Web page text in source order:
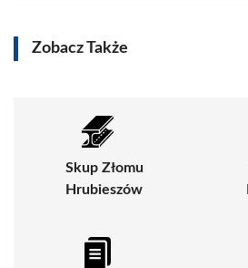
Zobacz Także
Skup Złomu
Hrubieszów